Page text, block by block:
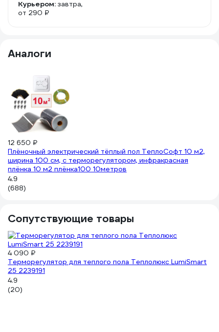
Курьером: завтра,
от 290 ₽
Аналоги
12 650 ₽
Плёночный электрический тёплый пол ТеплоСофт 10 м2,
ширина 100 см, с терморегулятором, инфракрасная
плёнка 10 м2 плёнка100 10метров
4.9
(688)
Сопутствующие товары
4 090 ₽
Терморегулятор для теплого пола Теплолюкс LumiSmart
25 2239191
4.9
(20)